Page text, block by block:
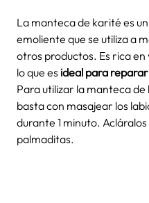
La manteca de karité es
emoliente que se utiliza a
otros productos. Es rica
lo que es ideal para
Para utilizar la manteca
basta con masajear los
durante 1 minuto.
palmaditas.